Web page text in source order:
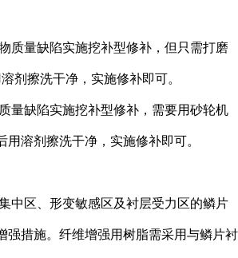
质量缺陷实施挖补型修补，但只需打磨
剂擦洗干净，实施修补即可。
量缺陷实施挖补型修补，需要用砂轮机
用溶剂擦洗干净，实施修补即可。
中区、形变敏感区及衬层受力区的鳞片
强措施。纤维增强用树脂需采用与鳞片衬